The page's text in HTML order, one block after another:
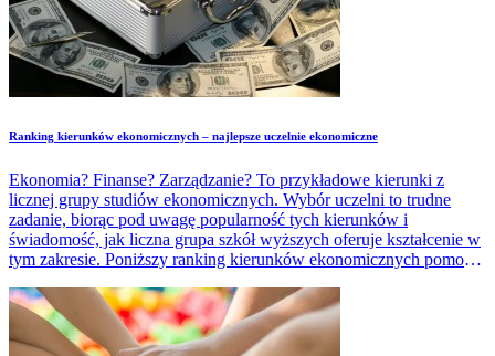
Ranking kierunków ekonomicznych – najlepsze uczelnie ekonomiczne
Ekonomia? Finanse? Zarządzanie? To przykładowe kierunki z
licznej grupy studiów ekonomicznych. Wybór uczelni to trudne
zadanie, biorąc pod uwagę popularność tych kierunków i
świadomość, jak liczna grupa szkół wyższych oferuje kształcenie w
tym zakresie. Poniższy ranking kierunków ekonomicznych pomoże